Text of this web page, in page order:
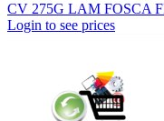
CV 275G LAM FOSCA
Login to see prices